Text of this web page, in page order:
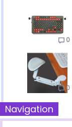
0
0
Navigation